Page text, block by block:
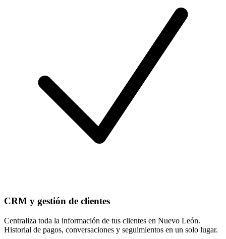
CRM y gestión de clientes
Centraliza toda la información de tus clientes en Nuevo León.
Historial de pagos, conversaciones y seguimientos en un solo lugar.